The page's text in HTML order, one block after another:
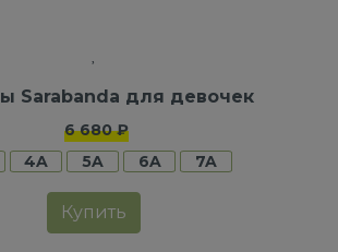
Sarabanda для девочек
6 680 ₽
4A 5A 6A 7A
Купить